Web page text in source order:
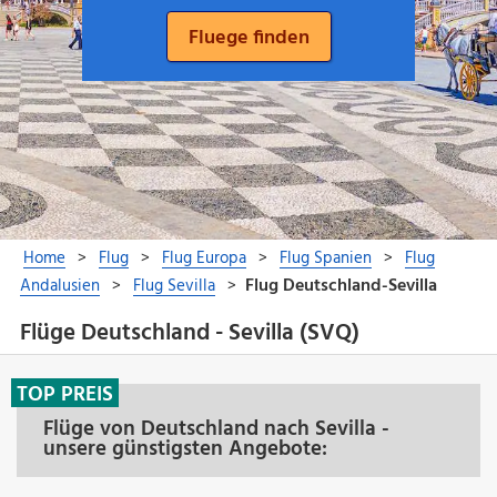
Flüge Deutschland - Sevilla (SVQ)
Flüge von Deutschland nach Sevilla -
unsere günstigsten Angebote:
TOP PREIS